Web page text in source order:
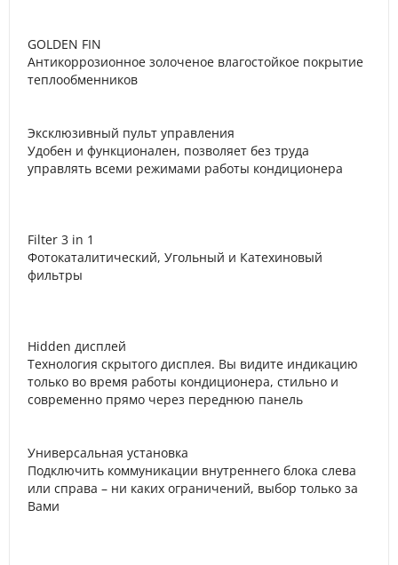
GOLDEN FIN
Антикоррозионное золоченое влагостойкое покрытие
теплообменников
Эксклюзивный пульт управления
Удобен и функционален, позволяет без труда
управлять всеми режимами работы кондиционера
Filter 3 in 1
Фотокаталитический, Угольный и Катехиновый
фильтры
Hidden дисплей
Технология скрытого дисплея. Вы видите индикацию
только во время работы кондиционера, стильно и
современно прямо через переднюю панель
Универсальная установка
Подключить коммуникации внутреннего блока слева
или справа – ни каких ограничений, выбор только за
Вами